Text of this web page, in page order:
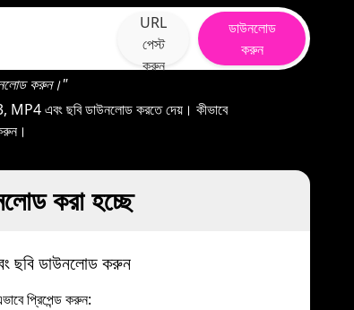
URL
পেস্ট
করুন
ডাউনলোড
করুন
করুন।"
এবং ছবি ডাউনলোড করতে দেয়। কীভাবে
করা হচ্ছে
ছবি ডাউনলোড করুন
প্রিপেন্ড করুন: